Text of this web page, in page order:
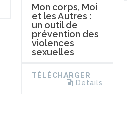
Mon corps, Moi
et les Autres :
un outil de
prévention des
violences
sexuelles
TÉLÉCHARGER
Details